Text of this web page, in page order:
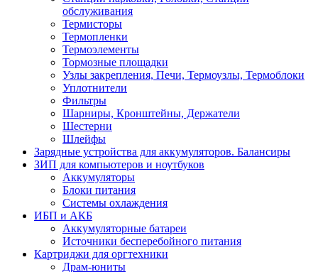
обслуживания
Термисторы
Термопленки
Термоэлементы
Тормозные площадки
Узлы закрепления, Печи, Термоузлы, Термоблоки
Уплотнители
Фильтры
Шарниры, Кронштейны, Держатели
Шестерни
Шлейфы
Зарядные устройства для аккумуляторов. Балансиры
ЗИП для компьютеров и ноутбуков
Аккумуляторы
Блоки питания
Системы охлаждения
ИБП и АКБ
Аккумуляторные батареи
Источники бесперебойного питания
Картриджи для оргтехники
Драм-юниты